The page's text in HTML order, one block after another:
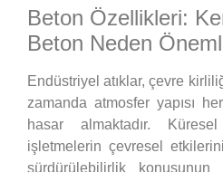
Beton Özellikleri:
Beton Neden
Endüstriyel atıklar, çevre
zamanda atmosfer yapısı
hasar almaktadır.
işletmelerin çevresel
sürdürülebilirlik